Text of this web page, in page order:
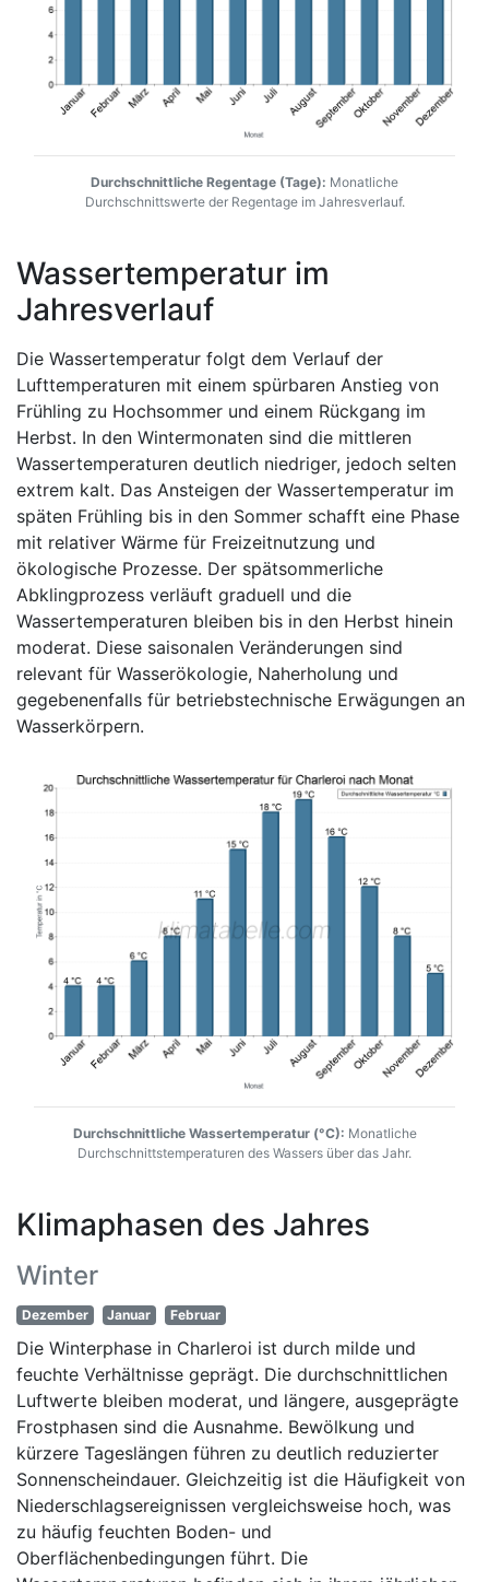
Durchschnittliche Regentage (Tage): Monatliche
Durchschnittswerte der Regentage im Jahresverlauf.
Wassertemperatur im
Jahresverlauf
Die Wassertemperatur folgt dem Verlauf der
Lufttemperaturen mit einem spürbaren Anstieg von
Frühling zu Hochsommer und einem Rückgang im
Herbst. In den Wintermonaten sind die mittleren
Wassertemperaturen deutlich niedriger, jedoch selten
extrem kalt. Das Ansteigen der Wassertemperatur im
späten Frühling bis in den Sommer schafft eine Phase
mit relativer Wärme für Freizeitnutzung und
ökologische Prozesse. Der spätsommerliche
Abklingprozess verläuft graduell und die
Wassertemperaturen bleiben bis in den Herbst hinein
moderat. Diese saisonalen Veränderungen sind
relevant für Wasserökologie, Naherholung und
gegebenenfalls für betriebstechnische Erwägungen an
Wasserkörpern.
Durchschnittliche Wassertemperatur (°C): Monatliche
Durchschnittstemperaturen des Wassers über das Jahr.
Klimaphasen des Jahres
Winter
Dezember Januar Februar
Die Winterphase in Charleroi ist durch milde und
feuchte Verhältnisse geprägt. Die durchschnittlichen
Luftwerte bleiben moderat, und längere, ausgeprägte
Frostphasen sind die Ausnahme. Bewölkung und
kürzere Tageslängen führen zu deutlich reduzierter
Sonnenscheindauer. Gleichzeitig ist die Häufigkeit von
Niederschlagsereignissen vergleichsweise hoch, was
zu häufig feuchten Boden- und
Oberflächenbedingungen führt. Die